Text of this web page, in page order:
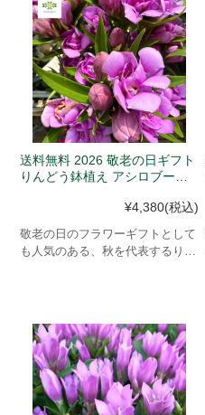
送料無料 2026 敬老の日ギフト
りんどう鉢植え アシロブーケ
１９-２０日発送 ※日付指定不
可）
¥4,380(税込)
敬老の日のフラワーギフトとして
も人気のある、秋を代表するりん